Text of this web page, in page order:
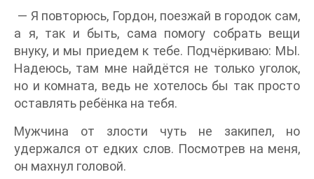
— Я повторюсь, Гордон, поезжай в городок сам,
а я, так и быть, сама помогу собрать вещи
внуку, и мы приедем к тебе. Подчёркиваю: МЫ.
Надеюсь, там мне найдётся не только уголок,
но и комната, ведь не хотелось бы так просто
оставлять ребёнка на тебя.
Мужчина от злости чуть не закипел, но
удержался от едких слов. Посмотрев на меня,
он махнул головой.